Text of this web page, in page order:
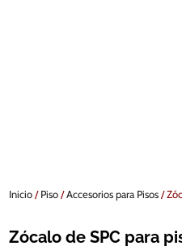
Inicio/Piso/Accesorios para Pisos/
Zócalo de SPC para